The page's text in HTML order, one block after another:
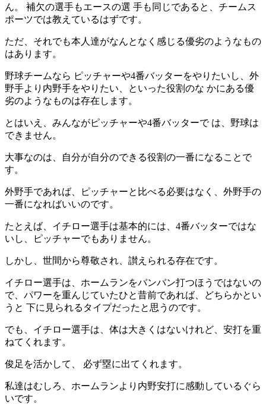
ん。 補欠の選手もエースの選 手も同じであると、チームス
ポーツでは教えているはずです。
ただ、それでも本人達がなんとなく感じる優劣のようなもの
はあります。
野球チームなら ピッチャーや4番バッターをやりたいし、外
野手より内野手をやりたい、といった役割のな かにある優
劣のようなものは存在します。
とはいえ、みんながピッチャーや4番バッターで は、野球は
できません。
大事なのは、自分が自分のできる役割の一番になることで
す。
外野手であれば、ピッチャーと比べる必要はなく、外野手の
一番になればいいのです。
たとえば、イチロー選手は基本的には、4番バッターではな
いし、ピッチャーでもありません。
しかし、世間から尊敬され、讃えられる存在です。
イチロー選手は、ホームランをバンバン打つほうではないの
で、パワーを重んじていたひと昔前であれば、どちらかとい
うと 下に見られるタイプだったと思うのです。
でも、イチロー選手は、体は大きくはないけれど、安打を重
ねてくれます。
俊足を活かして、 必ず塁に出てくれます。
私達はむしろ、ホームランより内野安打に感動しているぐら
いです。